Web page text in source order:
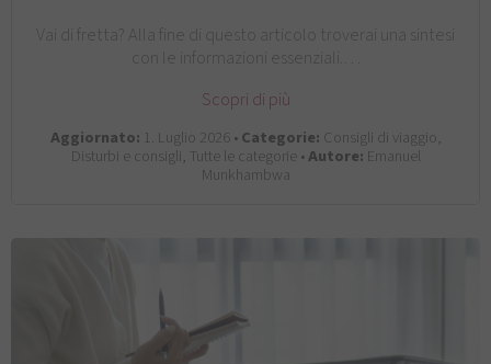
Vai di fretta? Alla fine di questo articolo troverai una sintesi
con le informazioni essenziali.…
Scopri di più
Aggiornato: 1. Luglio 2026 •Categorie: Consigli di viaggio,
Disturbi e consigli, Tutte le categorie •Autore: Emanuel
Munkhambwa